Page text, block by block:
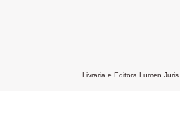
Livraria e Editora Lumen